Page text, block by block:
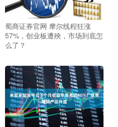
蜀商证券官网 摩尔线程狂涨
57%，创业板遭殃，市场到底怎
么了？